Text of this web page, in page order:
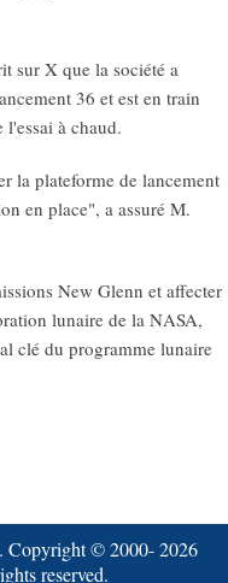
sur X que la société a
36 et est en train
à chaud.
la plateforme de lancement
en place", a assuré M.
New Glenn et affecter
lunaire de la NASA,
clé du programme lunaire
Copyright © 2000-2026
reserved.